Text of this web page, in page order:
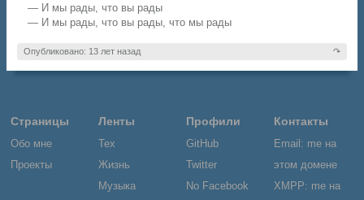
— И мы рады, что вы рады
— И мы рады, что вы рады, что мы рады
Опубликовано: 13 лет назад ↷
Страницы
Обо мне
Проекты
Ленты
Тех
Жизнь
Музыка
Профили
GitHub
Twitter
No Facebook
Контакты
Email: me на
этом домене
XMPP: me на